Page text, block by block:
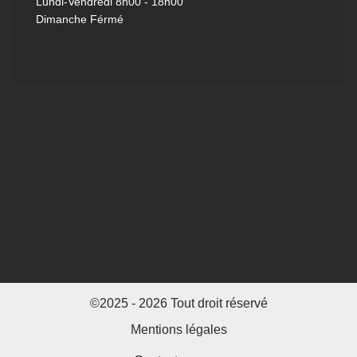
Dimanche Férmé
©2025 - 2026 Tout droit réservé
Mentions légales